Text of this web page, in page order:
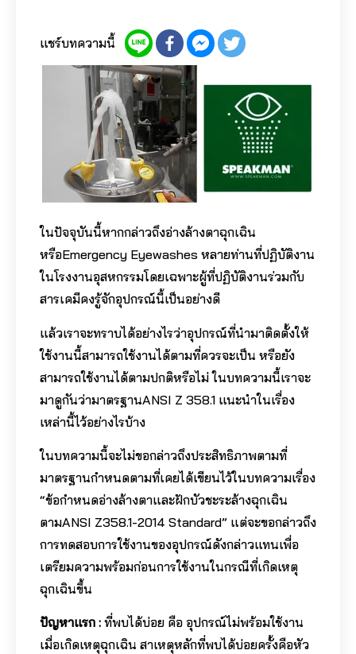
แชร์บทความนี้
ในปัจจุบันนี้หากกล่าวถึงอ่างล้างตาฉุกเฉิน
หรือEmergency Eyewashes หลายท่านที่ปฏิบัติงาน
ในโรงงานอุสหกรรมโดยเฉพาะผู้ที่ปฏิบัติงานร่วมกับ
สารเคมีคงรู้จักอุปกรณ์นี้เป็นอย่างดี
แล้วเราจะทราบได้อย่างไรว่าอุปกรณ์ที่นำมาติดตั้งให้
ใช้งานนี้สามารถใช้งานได้ตามที่ควรจะเป็น หรือยัง
สามารถใช้งานได้ตามปกติหรือไม่ ในบทความนี้เราจะ
มาดูกันว่ามาตรฐานANSI Z 358.1 แนะนำในเรื่อง
เหล่านี้ไว้อย่างไรบ้าง
ในบทความนี้จะไม่ขอกล่าวถึงประสิทธิภาพตามที่
มาตรฐานกำหนดตามที่เคยได้เขียนไว้ในบทความเรื่อง
“ข้อกำหนดอ่างล้างตาและฝักบัวชะระล้างฉุกเฉิน
ตามANSI Z358.1-2014 Standard” แต่จะขอกล่าวถึง
การทดสอบการใช้งานของอุปกรณ์ดังกล่าวแทนเพื่อ
เตรียมความพร้อมก่อนการใช้งานในกรณีที่เกิดเหตุ
ฉุกเฉินขึ้น
ปัญหาแรก : ที่พบได้บ่อย คือ อุปกรณ์ไม่พร้อมใช้งาน
เมื่อเกิดเหตุฉุกเฉิน สาเหตุหลักที่พบได้บ่อยครั้งคือหัว